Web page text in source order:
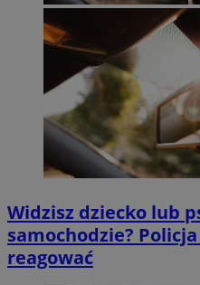
Widzisz dziecko lub
samochodzie?
reagować